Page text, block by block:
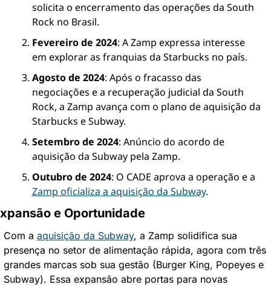
solicita o encerramento das operações da South
Rock no Brasil.
Fevereiro de 2024: A Zamp expressa interesse
em explorar as franquias da Starbucks no país.
Agosto de 2024: Após o fracasso das
negociações e a recuperação judicial da South
Rock, a Zamp avança com o plano de aquisição da
Starbucks e Subway.
Setembro de 2024: Anúncio do acordo de
aquisição da Subway pela Zamp.
Outubro de 2024
Zamp oficializa a aquisição da Subway.
e Oportunidade
Com a aquisição da Subway, a Zamp solidifica sua
presença no setor de alimentação rápida, agora com três
grandes marcas sob sua gestão (Burger King, Popeyes e
Subway). Essa expansão abre portas para novas